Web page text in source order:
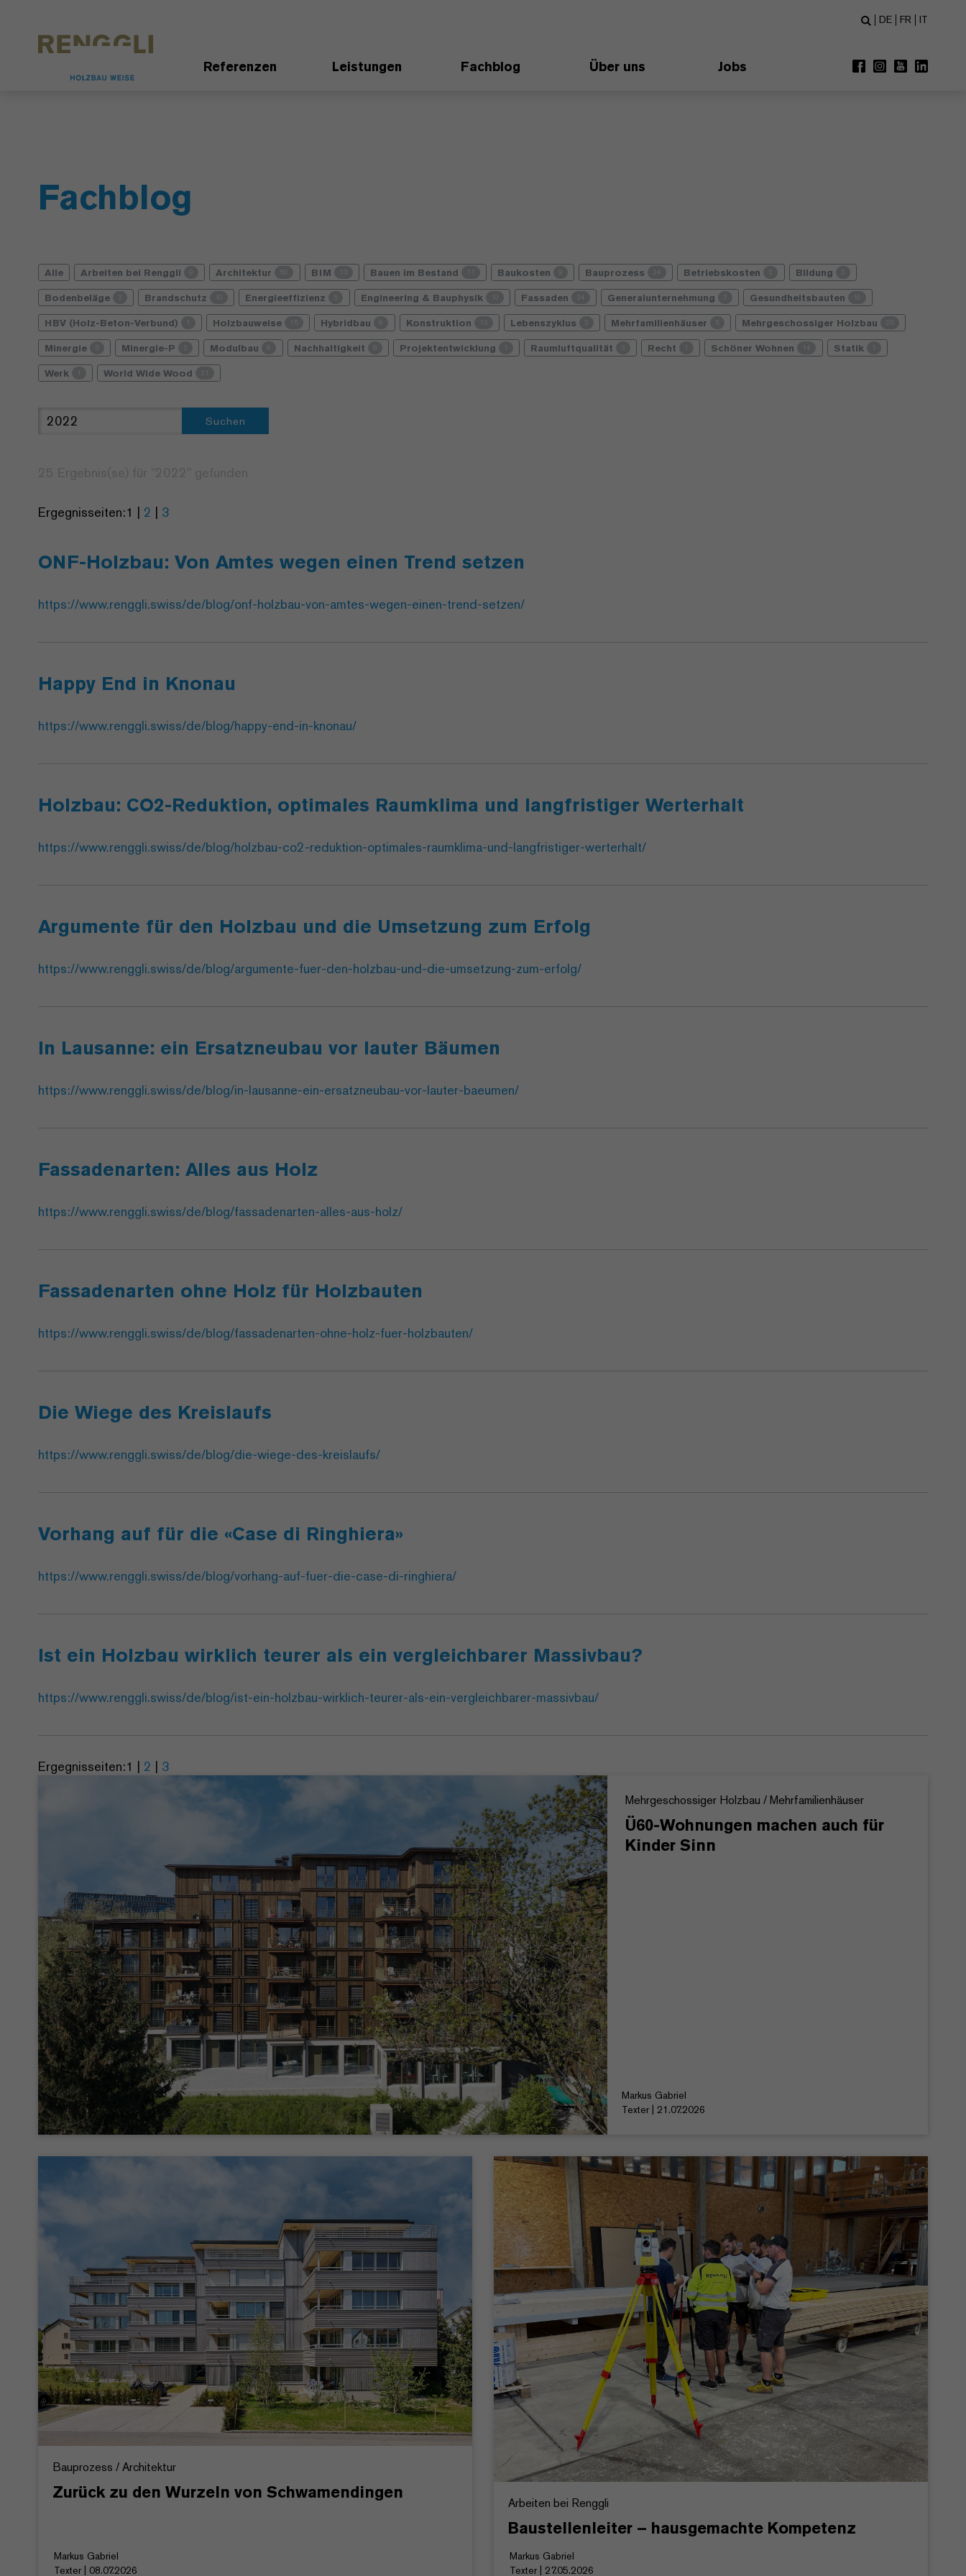
Referenzen Leistungen Fachblog Über uns Jobs
DE FR IT
Fachblog
Alle Arbeiten bei Renggli Architektur BIM Bauen im Bestand Baukosten Bauprozess Betriebskosten Bildung
Bodenbeläge Brandschutz Energieeffizienz Engineering & Bauphysik Fassaden Generalunternehmung Gesundheitsbauten
HBV (Holz-Beton-Verbund) Holzbauweise Hybridbau Konstruktion Lebenszyklus Mehrfamilienhäuser Mehrgeschossiger Holzbau
Minergie Minergie-P Modulbau Nachhaltigkeit Projektentwicklung Raumluftqualität Recht Schöner Wohnen Statik
Werk World Wide Wood
Suchen
Ergegnisseiten:1 | 2 | 3
ONF-Holzbau: Von Amtes wegen einen Trend setzen
https://www.renggli.swiss/de/blog/onf-holzbau-von-amtes-wegen-einen-trend-setzen/
Happy End in Knonau
https://www.renggli.swiss/de/blog/happy-end-in-knonau/
Holzbau: CO2-Reduktion, optimales Raumklima und langfristiger Werterhalt
https://www.renggli.swiss/de/blog/holzbau-co2-reduktion-optimales-raumklima-und-langfristiger-werterhalt/
Argumente für den Holzbau und die Umsetzung zum Erfolg
https://www.renggli.swiss/de/blog/argumente-fuer-den-holzbau-und-die-umsetzung-zum-erfolg/
In Lausanne: ein Ersatzneubau vor lauter Bäumen
https://www.renggli.swiss/de/blog/in-lausanne-ein-ersatzneubau-vor-lauter-baeumen/
Fassadenarten: Alles aus Holz
https://www.renggli.swiss/de/blog/fassadenarten-alles-aus-holz/
Fassadenarten ohne Holz für Holzbauten
https://www.renggli.swiss/de/blog/fassadenarten-ohne-holz-fuer-holzbauten/
Die Wiege des Kreislaufs
https://www.renggli.swiss/de/blog/die-wiege-des-kreislaufs/
Vorhang auf für die «Case di Ringhiera»
https://www.renggli.swiss/de/blog/vorhang-auf-fuer-die-case-di-ringhiera/
Ist ein Holzbau wirklich teurer als ein vergleichbarer Massivbau?
https://www.renggli.swiss/de/blog/ist-ein-holzbau-wirklich-teurer-als-ein-vergleichbarer-massivbau/
Ergegnisseiten:1 | 2 | 3
Mehrgeschossiger Holzbau / Mehrfamilienhäuser
Ü60-Wohnungen machen auch für
Kinder Sinn
Markus Gabriel
Texter | 21.07.2026
Bauprozess / Architektur
Zurück zu den Wurzeln von Schwamendingen
Markus Gabriel
Texter | 08.07.2026
Arbeiten bei Renggli
Baustellenleiter – hausgemachte Kompetenz
Markus Gabriel
Texter | 27.05.2026